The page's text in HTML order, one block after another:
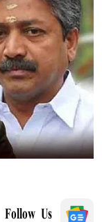
Follow Us